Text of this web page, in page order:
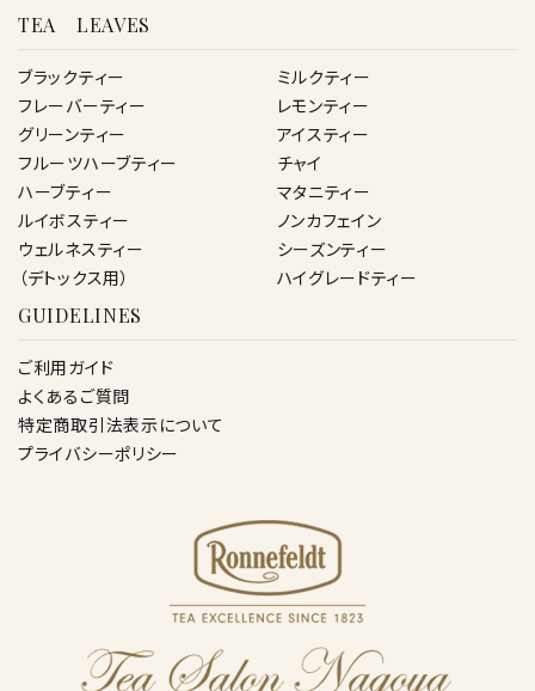
TEA LEAVES
ブラックティー
フレーバーティー
グリーンティー
フルーツハーブティー
ハーブティー
ルイボスティー
ウェルネスティー
（デトックス用）
ミルクティー
レモンティー
アイスティー
チャイ
マタニティー
ノンカフェイン
シーズンティー
ハイグレードティー
GUIDELINES
ご利用ガイド
よくあるご質問
特定商取引法表示について
プライバシーポリシー